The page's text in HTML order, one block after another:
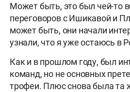
Может быть, это был чей-то
переговоров с Ишикавой и
может быть, они начали
узнали, что я уже остаюсь в
Как и в прошлом году, был
команд, но не основных
трофеи. Плюс снова была та